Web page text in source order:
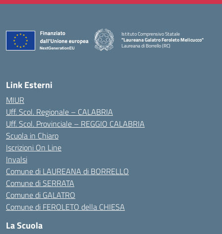
Istituto Comprensivo Statale
"Laureana Galatro Feroleto Melicucco"
Laureana di Borrello (RC)
Link Esterni
MIUR
Uff. Scol. Regionale – CALABRIA
Uff. Scol. Provinciale – REGGIO CALABRIA
Scuola in Chiaro
Iscrizioni On Line
Invalsi
Comune di LAUREANA di BORRELLO
Comune di SERRATA
Comune di GALATRO
Comune di FEROLETO della CHIESA
La Scuola